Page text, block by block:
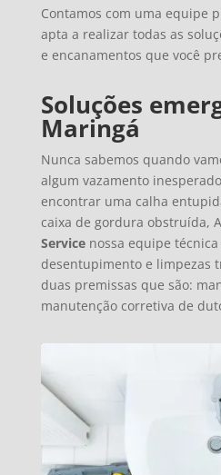
Contamos com uma equipe
apta a realizar todas as
e encanamentos que você
Soluções
Maringá
Nunca sabemos quando
algum vazamento
encontrar uma calha
caixa de gordura obstruída,
Service nossa equipe
desentupimento e limpezas
duas premissas que são:
manutenção corretiva de